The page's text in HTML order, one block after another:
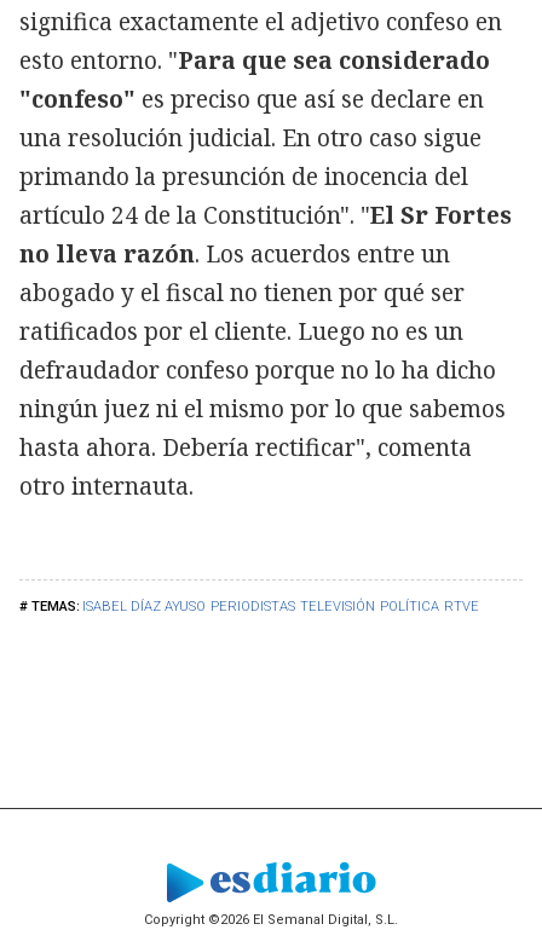
ISABEL DÍAZ AYUSO PERIODISTAS TELEVISIÓN POLÍTICA RTVE
significa exactamente el adjetivo confeso en
esto entorno. "Para que sea considerado
"confeso" es preciso que así se declare en
una resolución judicial. En otro caso sigue
primando la presunción de inocencia del
artículo 24 de la Constitución". "El Sr Fortes
no lleva razón. Los acuerdos entre un
abogado y el fiscal no tienen por qué ser
ratificados por el cliente. Luego no es un
defraudador confeso porque no lo ha dicho
ningún juez ni el mismo por lo que sabemos
hasta ahora. Debería rectificar", comenta
otro internauta.
Copyright ©2026 El Semanal Digital, S.L.